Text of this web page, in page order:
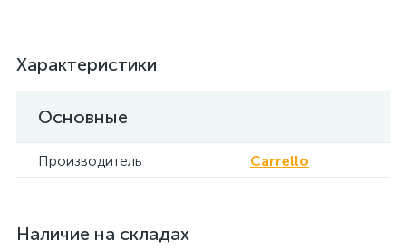
Характеристики
Основные
Производитель Carrello
Наличие на складах